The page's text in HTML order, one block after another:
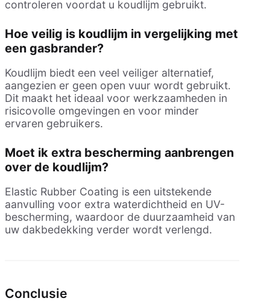
controleren voordat u koudlijm gebruikt.
Hoe veilig is koudlijm in vergelijking met
een gasbrander?
Koudlijm biedt een veel veiliger alternatief,
aangezien er geen open vuur wordt gebruikt.
Dit maakt het ideaal voor werkzaamheden in
risicovolle omgevingen en voor minder
ervaren gebruikers.
Moet ik extra bescherming aanbrengen
over de koudlijm?
Elastic Rubber Coating is een uitstekende
aanvulling voor extra waterdichtheid en UV-
bescherming, waardoor de duurzaamheid van
uw dakbedekking verder wordt verlengd.
Conclusie